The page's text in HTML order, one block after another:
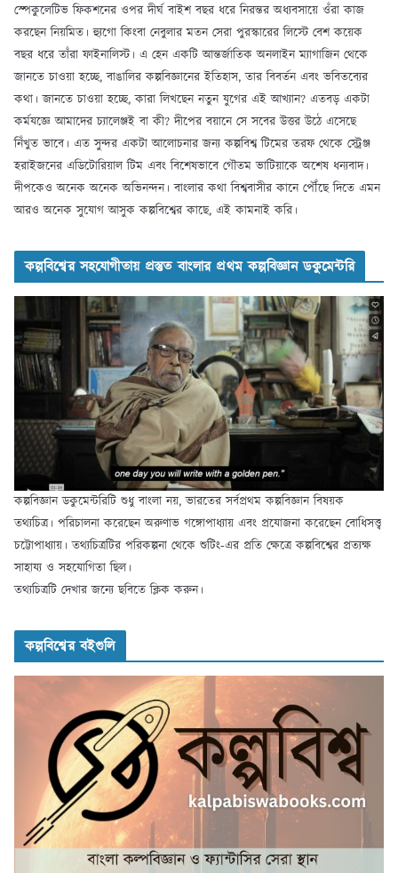
স্পেকুলেটিভ ফিকশনের ওপর দীর্ঘ বাইশ বছর ধরে নিরন্তর অধ্যবসায়ে ওঁরা কাজ
করছেন নিয়মিত। হ্যুগো কিংবা নেবুলার মতন সেরা পুরস্কারের লিস্টে বেশ কয়েক
বছর ধরে তাঁরা ফাইনালিস্ট। এ হেন একটি আন্তর্জাতিক অনলাইন ম্যাগাজিন থেকে
জানতে চাওয়া হচ্ছে, বাঙালির কল্পবিজ্ঞানের ইতিহাস, তার বিবর্তন এবং ভবিতব্যের
কথা। জানতে চাওয়া হচ্ছে, কারা লিখছেন নতুন যুগের এই আখ্যান? এতবড় একটা
কর্মযজ্ঞে আমাদের চ্যালেঞ্জই বা কী? দীপের বয়ানে সে সবের উত্তর উঠে এসেছে
নিঁখুত ভাবে। এত সুন্দর একটা আলোচনার জন্য কল্পবিশ্ব টিমের তরফ থেকে স্ট্রেঞ্জ
হরাইজনের এডিটোরিয়াল টিম এবং বিশেষভাবে গৌতম ভাটিয়াকে অশেষ ধন্যবাদ।
দীপকেও অনেক অনেক অভিনন্দন। বাংলার কথা বিশ্ববাসীর কানে পৌঁছে দিতে এমন
আরও অনেক সুযোগ আসুক কল্পবিশ্বের কাছে, এই কামনাই করি।
কল্পবিশ্বের সহযোগীতায় প্রস্তুত বাংলার প্রথম কল্পবিজ্ঞান ডকুমেন্টরি
কল্পবিজ্ঞান ডকুমেন্টরিটি শুধু বাংলা নয়, ভারতের সর্বপ্রথম কল্পবিজ্ঞান বিষয়ক
তথ্যচিত্র। পরিচালনা করেছেন অরুণাভ গঙ্গোপাধ্যায় এবং প্রযোজনা করেছেন বোধিসত্ত্ব
চট্টোপাধ্যায়। তথ্যচিত্রটির পরিকল্পনা থেকে শুটিং-এর প্রতি ক্ষেত্রে কল্পবিশ্বের প্রত্যক্ষ
সাহায্য ও সহযোগিতা ছিল।
তথ্যচিত্রটি দেখার জন্যে ছবিতে ক্লিক করুন।
কল্পবিশ্বের বইগুলি